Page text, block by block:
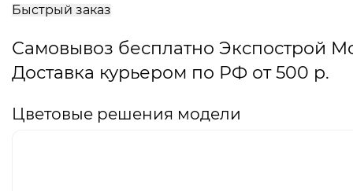
Быстрый заказ
Самовывоз бесплатно Экспострой
Доставка курьером по РФ от 500 р.
Цветовые решения модели